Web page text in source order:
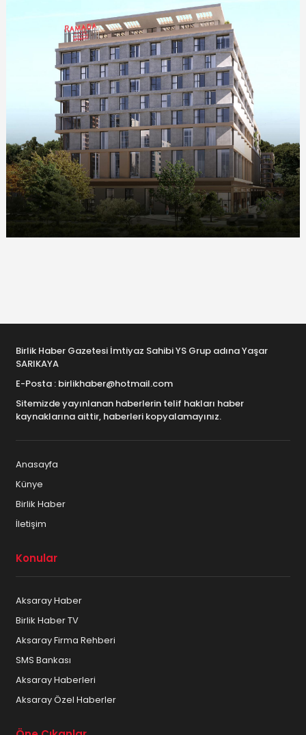
Birlik Haber Gazetesi İmtiyaz Sahibi YS Grup adına Yaşar
SARIKAYA
E-Posta : birlikhaber@hotmail.com
Sitemizde yayınlanan haberlerin telif hakları haber
kaynaklarına aittir, haberleri kopyalamayınız.
Anasayfa
Künye
Birlik Haber
İletişim
Konular
Aksaray Haber
Birlik Haber TV
Aksaray Firma Rehberi
SMS Bankası
Aksaray Haberleri
Aksaray Özel Haberler